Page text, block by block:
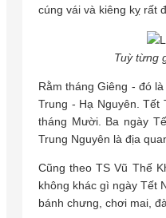
cúng vái và kiêng kỵ rất
Tuỳ từng
Rằm tháng Giêng - đó
Trung - Hạ Nguyên. Tết
tháng Mười. Ba ngày
Trung Nguyên là địa
Cũng theo TS Vũ Thế
không khác gì ngày Tết
bánh chưng, chơi mai,